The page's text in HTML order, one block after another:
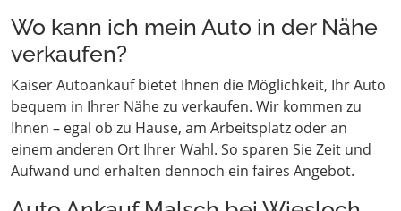
Wo kann ich mein Auto in der Nähe
verkaufen?
Kaiser Autoankauf bietet Ihnen die Möglichkeit, Ihr Auto
bequem in Ihrer Nähe zu verkaufen. Wir kommen zu
Ihnen – egal ob zu Hause, am Arbeitsplatz oder an
einem anderen Ort Ihrer Wahl. So sparen Sie Zeit und
Aufwand und erhalten dennoch ein faires Angebot.